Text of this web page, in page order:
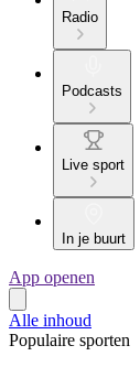
Radio
Podcasts
Live sport
In je buurt
App openen
Alle inhoud
Populaire sporten